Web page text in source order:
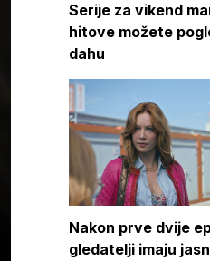
Serije za vikend
hitove možete
dahu
Nakon prve dvije
gledatelji imaju